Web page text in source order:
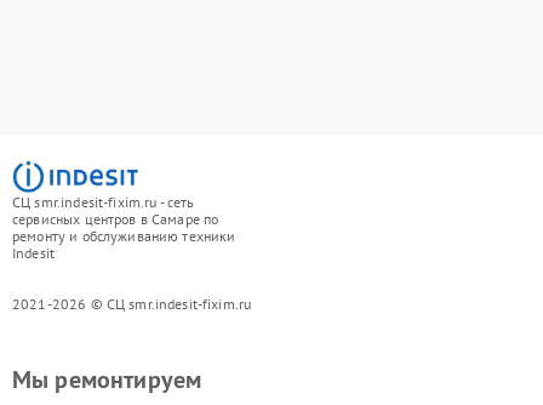
СЦ smr.indesit-fixim.ru - сеть
сервисных центров в Самаре по
ремонту и обслуживанию техники
Indesit
2021-2026 © СЦ smr.indesit-fixim.ru
Мы ремонтируем